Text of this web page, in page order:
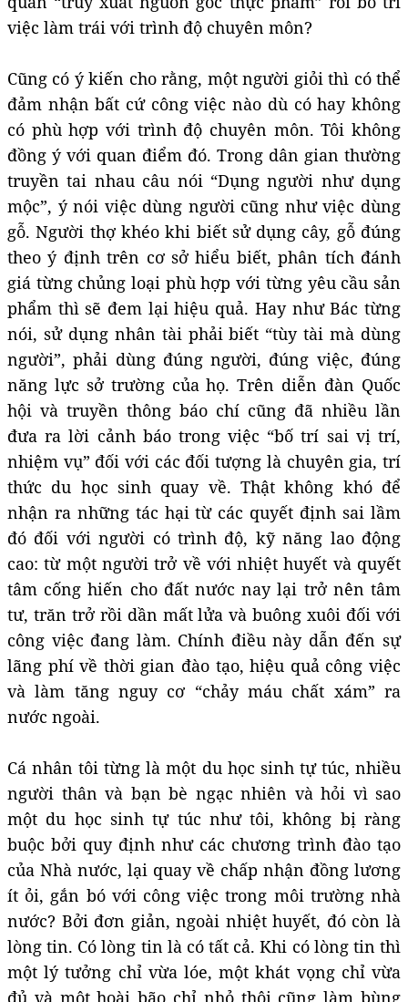
việc làm trái với trình độ chuyên môn?
Cũng có ý kiến cho rằng, một người giỏi thì có thể
đảm nhận bất cứ công việc nào dù có hay không
có phù hợp với trình độ chuyên môn. Tôi không
đồng ý với quan điểm đó. Trong dân gian thường
truyền tai nhau câu nói “Dụng người như dụng
mộc”, ý nói việc dùng người cũng như việc dùng
gỗ. Người thợ khéo khi biết sử dụng cây, gỗ đúng
theo ý định trên cơ sở hiểu biết, phân tích đánh
giá từng chủng loại phù hợp với từng yêu cầu sản
phẩm thì sẽ đem lại hiệu quả. Hay như Bác từng
nói, sử dụng nhân tài phải biết “tùy tài mà dùng
người”, phải dùng đúng người, đúng việc, đúng
năng lực sở trường của họ. Trên diễn đàn Quốc
hội và truyền thông báo chí cũng đã nhiều lần
đưa ra lời cảnh báo trong việc “bố trí sai vị trí,
nhiệm vụ” đối với các đối tượng là chuyên gia, trí
thức du học sinh quay về. Thật không khó để
nhận ra những tác hại từ các quyết định sai lầm
đó đối với người có trình độ, kỹ năng lao động
cao: từ một người trở về với nhiệt huyết và quyết
tâm cống hiến cho đất nước nay lại trở nên tâm
tư, trăn trở rồi dần mất lửa và buông xuôi đối với
công việc đang làm. Chính điều này dẫn đến sự
lãng phí về thời gian đào tạo, hiệu quả công việc
và làm tăng nguy cơ “chảy máu chất xám” ra
nước ngoài.
Cá nhân tôi từng là một du học sinh tự túc, nhiều
người thân và bạn bè ngạc nhiên và hỏi vì sao
một du học sinh tự túc như tôi, không bị ràng
buộc bởi quy định như các chương trình đào tạo
của Nhà nước, lại quay về chấp nhận đồng lương
ít ỏi, gắn bó với công việc trong môi trường nhà
nước? Bởi đơn giản, ngoài nhiệt huyết, đó còn là
lòng tin. Có lòng tin là có tất cả. Khi có lòng tin thì
một lý tưởng chỉ vừa lóe, một khát vọng chỉ vừa
đủ và một hoài bão chỉ nhỏ thôi cũng làm bùng